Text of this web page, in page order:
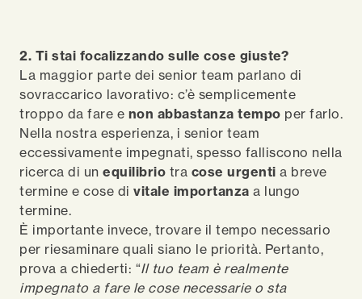
2. Ti stai focalizzando sulle cose giuste?
La maggior parte dei senior team parlano di
sovraccarico lavorativo: c’è semplicemente
troppo da fare e non abbastanza tempo per farlo.
Nella nostra esperienza, i senior team
eccessivamente impegnati, spesso falliscono nella
ricerca di un equilibrio tra cose urgenti a breve
termine e cose di vitale importanza a lungo
termine.
È importante invece, trovare il tempo necessario
per riesaminare quali siano le priorità. Pertanto,
prova a chiederti: “Il tuo team è realmente
impegnato a fare le cose necessarie o sta